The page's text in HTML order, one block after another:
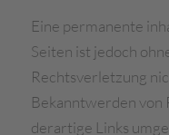
Eine permanente
Seiten ist jedoch
Rechtsverletzung
Bekanntwerden
derartige Links